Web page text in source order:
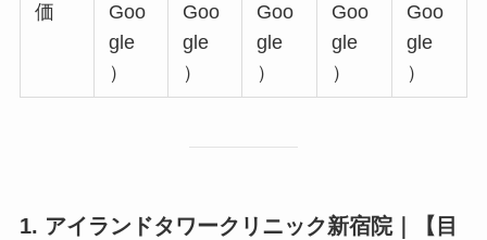
価
Goo
gle
）
Goo
gle
）
Goo
gle
）
Goo
gle
）
Goo
gle
）
1. アイランドタワークリニック新宿院｜【目